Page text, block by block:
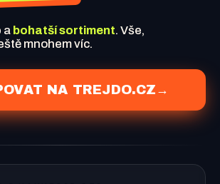
a bohatší sortiment. Vše,
mnohem víc.
NA TREJDO.CZ →